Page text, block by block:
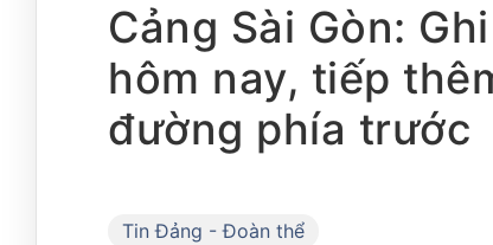
Cảng Sài Gòn:
hôm nay, tiếp
đường phía trước
Tin Đảng - Đoàn thể